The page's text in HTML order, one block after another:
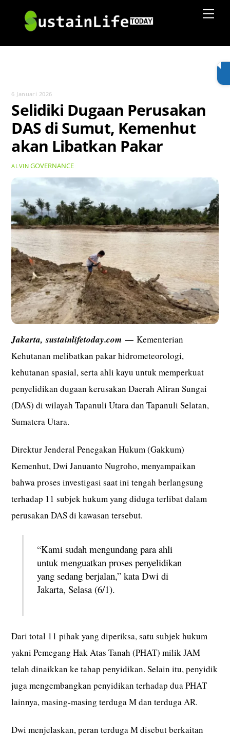
content
6 Januari 2026
Selidiki Dugaan Perusakan
DAS di Sumut, Kemenhut
akan Libatkan Pakar
ALVIN GOVERNANCE
Jakarta,sustainlifetoday.com— Kementerian
Kehutanan melibatkan pakar hidrometeorologi,
kehutanan spasial, serta ahli kayu untuk memperkuat
penyelidikan dugaan kerusakan Daerah Aliran Sungai
(DAS) di wilayah Tapanuli Utara dan Tapanuli Selatan,
Sumatera Utara.
Direktur Jenderal Penegakan Hukum (Gakkum)
Kemenhut, Dwi Januanto Nugroho, menyampaikan
bahwa proses investigasi saat ini tengah berlangsung
terhadap 11 subjek hukum yang diduga terlibat dalam
perusakan DAS di kawasan tersebut.
“Kami sudah mengundang para ahli
untuk menguatkan proses penyelidikan
yang sedang berjalan,” kata Dwi di
Jakarta, Selasa (6/1).
Dari total 11 pihak yang diperiksa, satu subjek hukum
yakni Pemegang Hak Atas Tanah (PHAT) milik JAM
telah dinaikkan ke tahap penyidikan. Selain itu, penyidik
juga mengembangkan penyidikan terhadap dua PHAT
lainnya, masing-masing terduga M dan terduga AR.
Dwi menjelaskan, peran terduga M disebut berkaitan